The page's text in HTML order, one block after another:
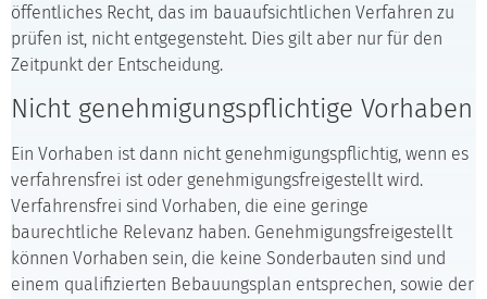
öffentliches Recht, das im bauaufsichtlichen Verfahren zu
prüfen ist, nicht entgegensteht. Dies gilt aber nur für den
Zeitpunkt der Entscheidung.
Nicht genehmigungspflichtige Vorhaben
Ein Vorhaben ist dann nicht genehmigungspflichtig, wenn es
verfahrensfrei ist oder genehmigungsfreigestellt wird.
Verfahrensfrei sind Vorhaben, die eine geringe
baurechtliche Relevanz haben. Genehmigungsfreigestellt
können Vorhaben sein, die keine Sonderbauten sind und
einem qualifizierten Bebauungsplan entsprechen, sowie der